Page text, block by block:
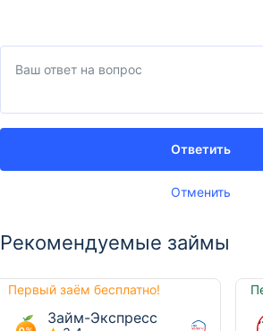
Отменить
Ответить
Рекомендуемые займы
Первый заём бесплатно!
Займ-Экспресс